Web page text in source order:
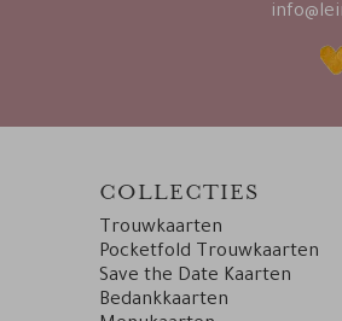
COLLECTIES
Trouwkaarten
Pocketfold Trouwkaarten
Save the Date Kaarten
Bedankkaarten